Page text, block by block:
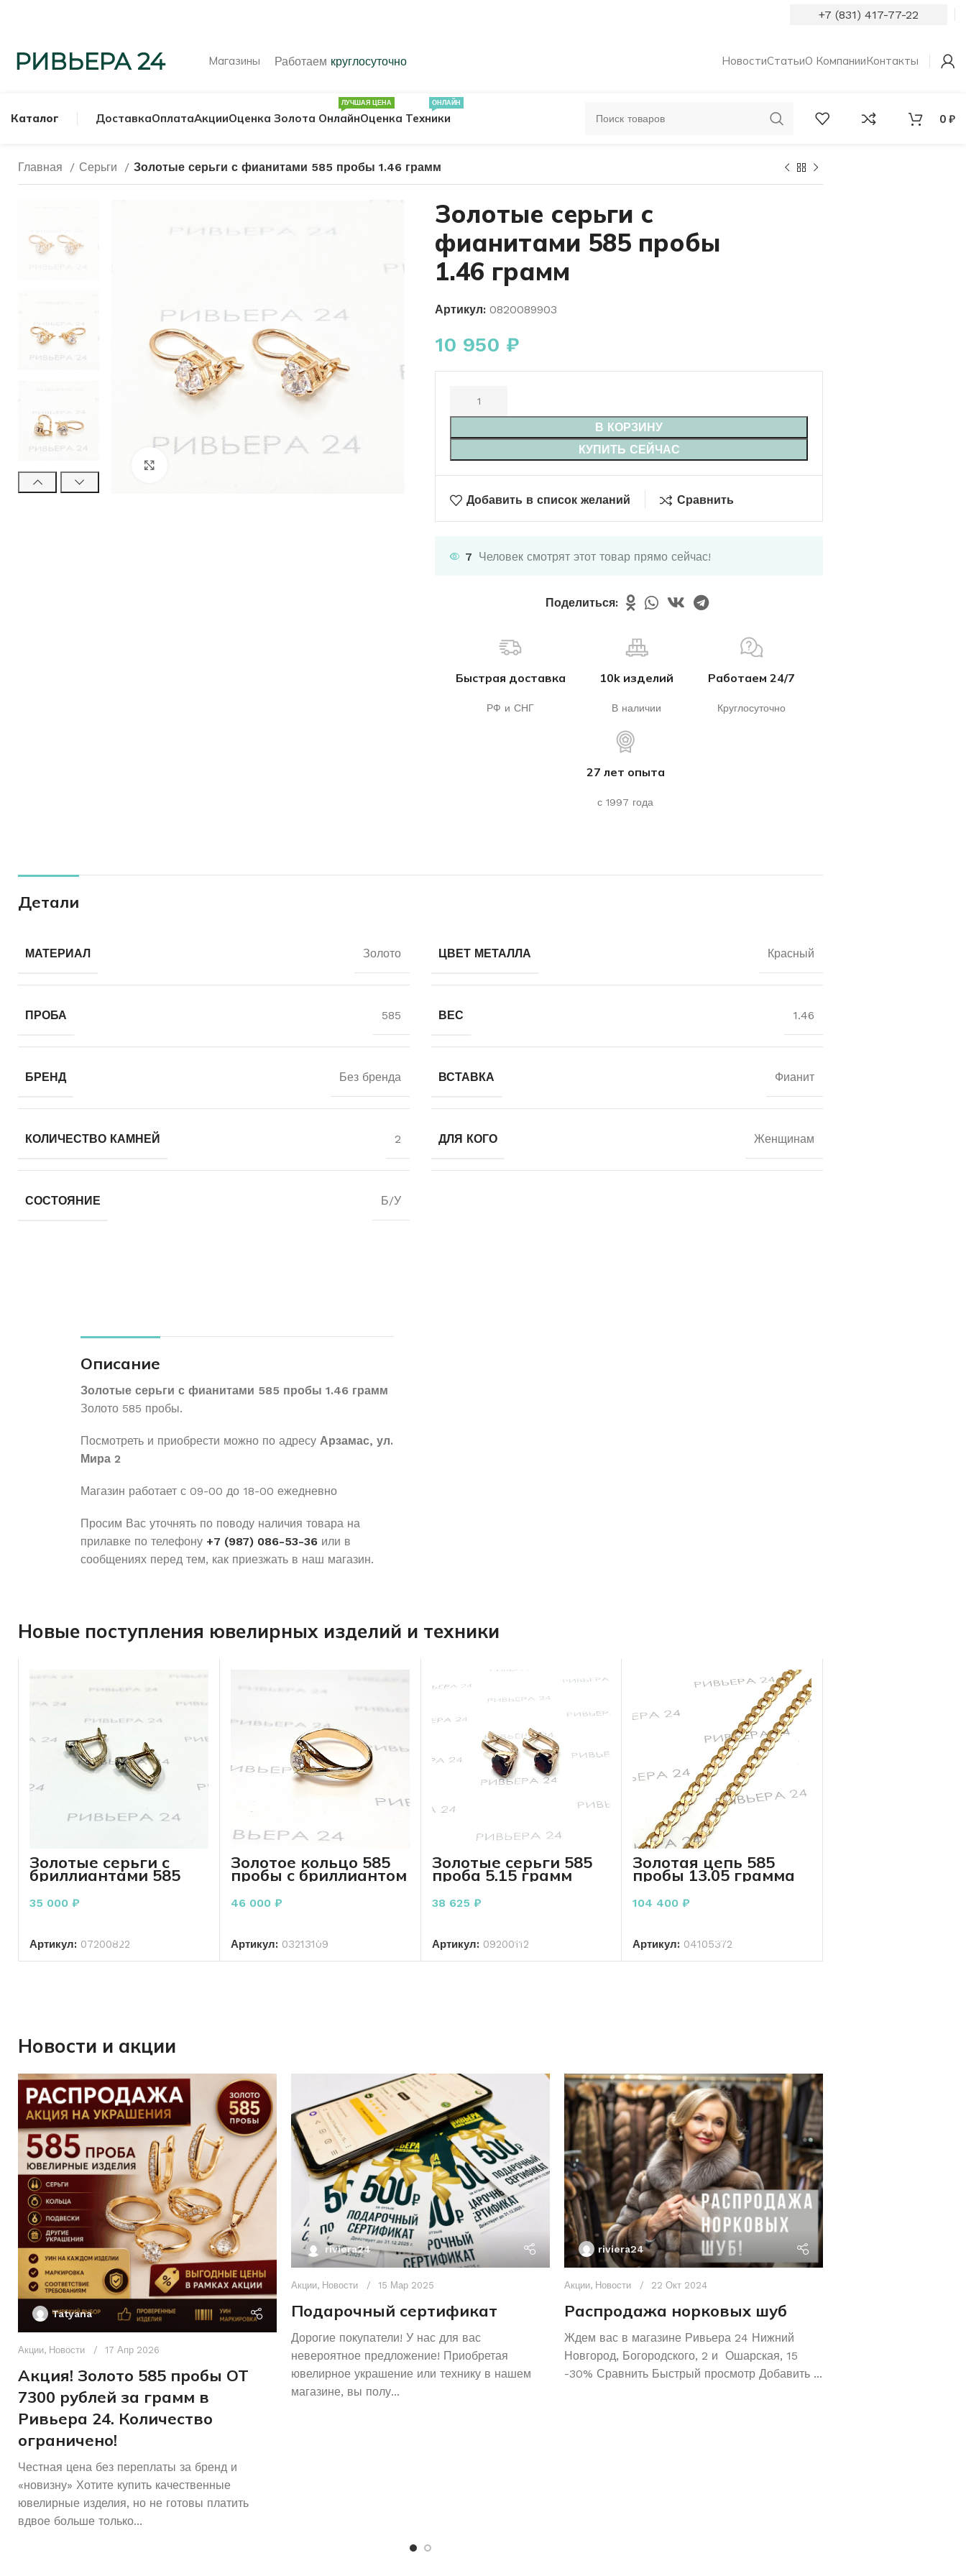
+7 (831) 417-77-22
Магазины Работаем круглосуточно НовостиСтатьиО КомпанииКонтакты
Каталог
МУЖСКИЕ КОЛЬЦА ПЕЧАТКИ КОЛЬЦА 583 ПРОБЫ
ОБРУЧАЛЬНЫЕ
КОЛЬЦА С
ДоставкаОплатаАкцииОценка Золота Онлайн
ЛУЧШАЯ ЦЕНА
Оценка Техники
ОНЛАЙН
0 ₽
Главная Серьги Золотые серьги с фианитами 585 пробы 1.46 грамм
Золотые серьги с
фианитами 585 пробы
1.46 грамм
Артикул: 0820089903
10 950 ₽
В КОРЗИНУ
КУПИТЬ СЕЙЧАС
Добавить в список желаний Сравнить
7 Человек смотрят этот товар прямо сейчас!
Поделиться:
Быстрая доставка
РФ и СНГ
10k изделий
В наличии
Работаем 24/7
Круглосуточно
27 лет опыта
с 1997 года
Детали
МАТЕРИАЛ Золото ЦВЕТ МЕТАЛЛА Красный
ПРОБА 585 ВЕС 1.46
БРЕНД Без бренда ВСТАВКА Фианит
КОЛИЧЕСТВО КАМНЕЙ 2 ДЛЯ КОГО Женщинам
СОСТОЯНИЕ Б/У
Описание
Золотые серьги с фианитами 585 пробы 1.46 грамм
Золото 585 пробы.
Посмотреть и приобрести можно по адресу Арзамас, ул.
Мира 2
Магазин работает с 09-00 до 18-00 ежедневно
Просим Вас уточнять по поводу наличия товара на
прилавке по телефону +7 (987) 086-53-36 или в
сообщениях перед тем, как приезжать в наш магазин.
Новые поступления ювелирных изделий и техники
Золотые серьги с
бриллиантами 585
пробы 3,58 грамма
35 000 ₽
Артикул: 07200822
Золотое кольцо 585
пробы с бриллиантом
0.22 карат 3.27 грамм
46 000 ₽
Артикул: 03213109
Золотые серьги 585
проба 5.15 грамм
38 625 ₽
Артикул: 09200112
Золотая цепь 585
пробы 13.05 грамма
65см
104 400₽
Артикул: 04105372
Новости и акции
Tatyana
Акции, Новости 17 Апр 2026
Акция! Золото 585 пробы ОТ
7300 рублей за грамм в
Ривьера 24. Количество
ограничено!
Честная цена без переплаты за бренд и
«новизну» Хотите купить качественные
ювелирные изделия, но не готовы платить
вдвое больше только...
riviera24
Акции, Новости 15 Мар 2025
Подарочный сертификат
Дорогие покупатели! У нас для вас
невероятное предложение! Приобретая
ювелирное украшение или технику в нашем
магазине, вы полу...
riviera24
Акции, Новости 22 Окт 2024
Распродажа норковых шуб
Ждем вас в магазине Ривьера 24 Нижний
Новгород, Богородского, 2 и Ошарская, 15
-30% Сравнить Быстрый просмотр Добавить ...